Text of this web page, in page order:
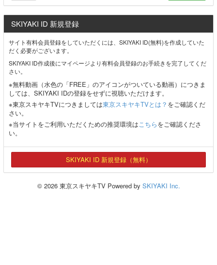
SKIYAKI ID 新規登録
サイト有料会員登録をしていただくには、SKIYAKI ID(無料)を作成していた
だく必要がございます。
SKIYAKI ID作成後にマイページより有料会員登録のお手続きを完了してくだ
さい。
※無料動画（水色の「FREE」のアイコンがついている動画）につきま
しては、SKIYAKI IDの登録をせずに視聴いただけます。
※東京スキヤキTVにつきましては東京スキヤキTVとは？ をご確認くだ
さい。
※当サイトをご利用いただくための推奨環境はこちらをご確認くださ
い。
SKIYAKI ID 新規登録（無料）
© 2026 東京スキヤキTV Powered by SKIYAKI Inc.